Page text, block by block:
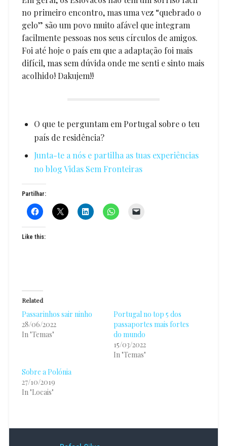
no primeiro encontro, mas uma vez “quebrado o
gelo” são um povo muito afável que integram
facilmente pessoas nos seus círculos de amigos.
Foi até hoje o país em que a adaptação foi mais
difícil, mas sem dúvida onde me senti e sinto mais
acolhido! Dakujem!!
O que te perguntam em Portugal sobre o teu
país de residência?
Junta-te a nós e partilha as tuas experiências
no blog Vidas Sem Fronteiras
Partilhar:
Like this:
Related
Passarinhos sair ninho
28/06/2022
In "Temas"
Portugal no top 5 dos
passaportes mais fortes
do mundo
15/03/2022
In "Temas"
Sobre a Polónia
27/10/2019
In "Locais"